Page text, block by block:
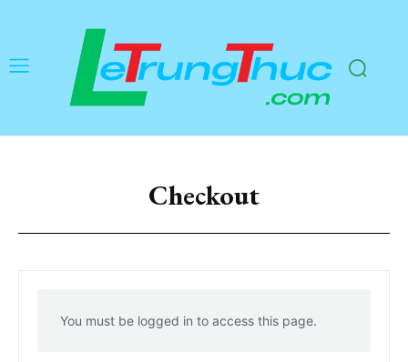
Checkout
You must be logged in to access this page.